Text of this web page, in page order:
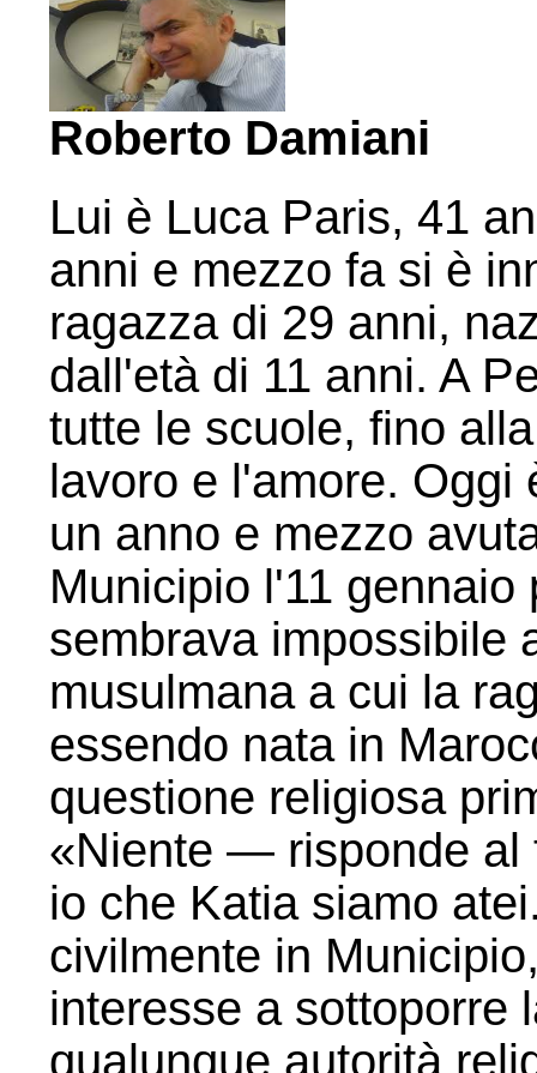
Roberto Damiani
Lui è Luca Paris, 41
anni e mezzo fa si è
ragazza di 29 anni,
dall'età di 11 anni. A
tutte le scuole, fino
lavoro e l'amore. Oggi
un anno e mezzo
Municipio l'11
sembrava impossibile
musulmana a cui la
essendo nata in
questione religiosa
«Niente — risponde
io che Katia siamo
civilmente in
interesse a sottoporre
qualunque autorità